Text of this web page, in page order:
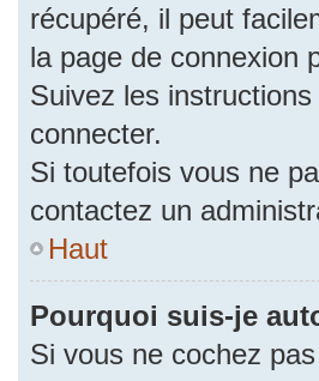
récupéré, il peut
la page de connexion
Suivez les
connecter.
Si toutefois vous ne
contactez un
Haut
Pourquoi suis-je
Si vous ne cochez